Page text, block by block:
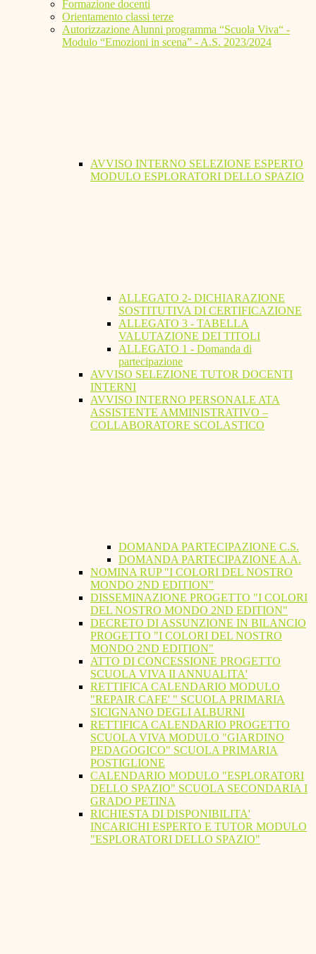
Formazione docenti
Orientamento classi terze
Autorizzazione Alunni programma “Scuola Viva“ -
Modulo “Emozioni in scena” - A.S. 2023/2024
AVVISO INTERNO SELEZIONE ESPERTO
MODULO ESPLORATORI DELLO SPAZIO
ALLEGATO 2- DICHIARAZIONE
SOSTITUTIVA DI CERTIFICAZIONE
ALLEGATO 3 - TABELLA
VALUTAZIONE DEI TITOLI
ALLEGATO 1 - Domanda di
partecipazione
AVVISO SELEZIONE TUTOR DOCENTI
INTERNI
AVVISO INTERNO PERSONALE ATA
ASSISTENTE AMMINISTRATIVO –
COLLABORATORE SCOLASTICO
DOMANDA PARTECIPAZIONE C.S.
DOMANDA PARTECIPAZIONE A.A.
NOMINA RUP "I COLORI DEL NOSTRO
MONDO 2ND EDITION"
DISSEMINAZIONE PROGETTO "I COLORI
DEL NOSTRO MONDO 2ND EDITION"
DECRETO DI ASSUNZIONE IN BILANCIO
PROGETTO "I COLORI DEL NOSTRO
MONDO 2ND EDITION"
ATTO DI CONCESSIONE PROGETTO
SCUOLA VIVA II ANNUALITA'
RETTIFICA CALENDARIO MODULO
"REPAIR CAFE' " SCUOLA PRIMARIA
SICIGNANO DEGLI ALBURNI
RETTIFICA CALENDARIO PROGETTO
SCUOLA VIVA MODULO "GIARDINO
PEDAGOGICO" SCUOLA PRIMARIA
POSTIGLIONE
CALENDARIO MODULO "ESPLORATORI
DELLO SPAZIO" SCUOLA SECONDARIA I
GRADO PETINA
RICHIESTA DI DISPONIBILITA'
INCARICHI ESPERTO E TUTOR MODULO
"ESPLORATORI DELLO SPAZIO"